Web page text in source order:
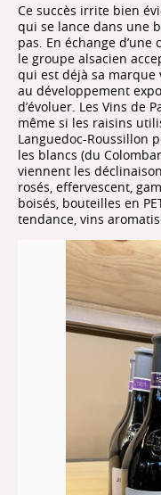
Ce succès irrite bien
qui se lance dans une
pas. En échange
le groupe alsacien
qui est déjà sa marque
au développement
d’évoluer. Les Vins de
même si les raisins
Languedoc-Roussillon
les blancs (du
viennent les
rosés, effervescent,
boisés, bouteilles en
tendance, vins